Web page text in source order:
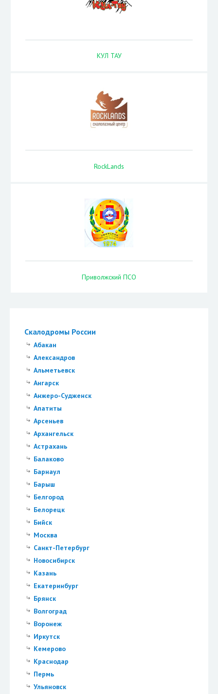
Скалодромы России
Абакан
Александров
Альметьевск
Ангарск
Анжеро-Судженск
Апатиты
Арсеньев
Архангельск
Астрахань
Балаково
Барнаул
Барыш
Белгород
Белорецк
Бийск
Москва
Санкт-Петербург
Новосибирск
Казань
Екатеринбург
Брянск
Волгоград
Воронеж
Иркутск
Кемерово
Краснодар
Пермь
Ульяновск
КУЛ ТАУ
RockLands
Приволжский ПСО